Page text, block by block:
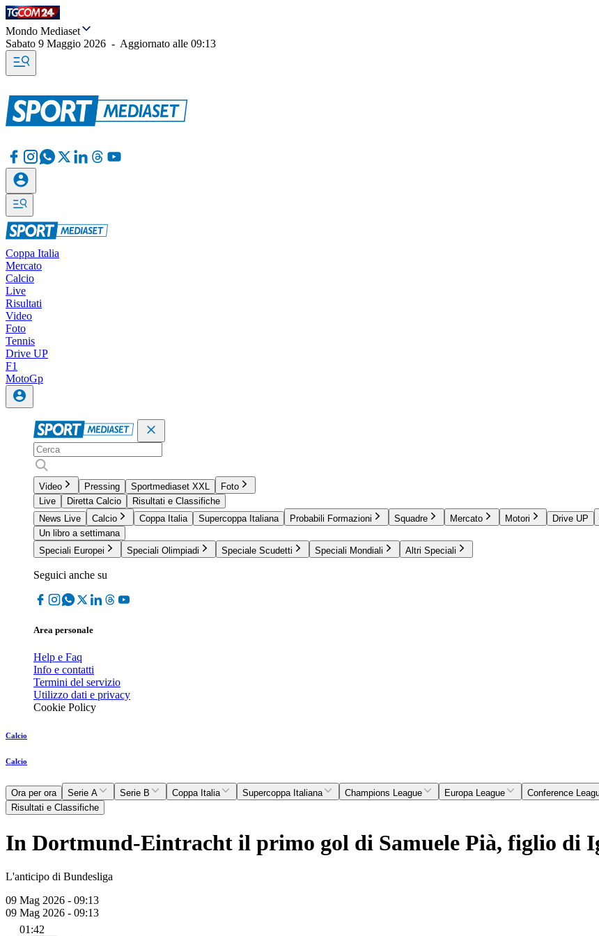
Mondo Mediaset
Sabato 9 Maggio 2026 - Aggiornato alle 09:13
Coppa Italia
Mercato
Calcio
Live
Risultati
Video
Foto
Tennis
Drive UP
F1
MotoGp
Video Pressing Sportmediaset XXL
Foto
Live
Diretta Calcio
Risultati e Classifiche
News Live
Calcio Coppa Italia Supercoppa Italiana Probabili Formazioni Squadre Mercato Motori Drive UP
Un libro a settimana
Speciali Europei
Speciali Olimpiadi Speciale Scudetti Speciali Mondiali Altri Speciali
Seguici anche su
Area personale
Help e Faq
Info e contatti
Termini del servizio
Utilizzo dati e privacy
Cookie Policy
Calcio
Calcio
Ora per ora Serie A Serie B Coppa Italia Supercoppa Italiana Champions League Europa League Conference
Risultati e Classifiche
In Dortmund-Eintracht il primo gol di Samuele Pià, figlio di
L'anticipo di Bundesliga
09 Mag 2026 - 09:13
09 Mag 2026 - 09:13
01:42